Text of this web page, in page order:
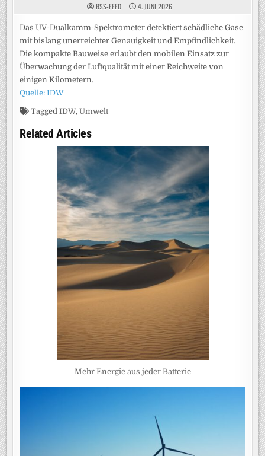
RSS-FEED 4. JUNI 2026
Das UV-Dualkamm-Spektrometer detektiert schädliche Gase
mit bislang unerreichter Genauigkeit und Empfindlichkeit.
Die kompakte Bauweise erlaubt den mobilen Einsatz zur
Überwachung der Luftqualität mit einer Reichweite von
einigen Kilometern.
Quelle: IDW
TaggedIDW,Umwelt
Related Articles
Mehr Energie aus jeder Batterie